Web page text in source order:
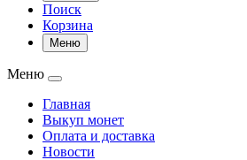
Поиск
Корзина
Меню
Меню
Главная
Выкуп монет
Оплата и доставка
Новости